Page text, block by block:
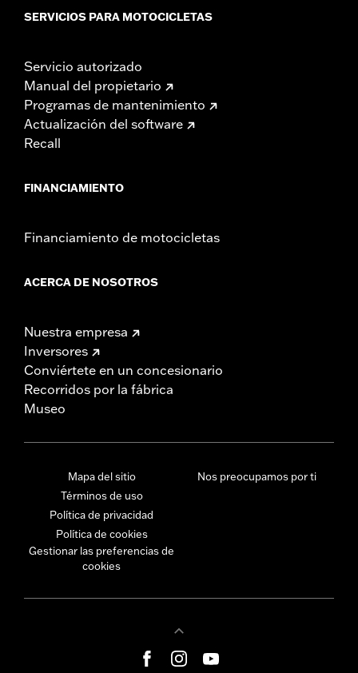
SERVICIOS PARA MOTOCICLETAS
Servicio autorizado
Manual del propietario
Programas de mantenimiento
Actualización del software
Recall
FINANCIAMIENTO
Financiamiento de motocicletas
ACERCA DE NOSOTROS
Nuestra empresa
Inversores
Conviértete en un concesionario
Recorridos por la fábrica
Museo
Mapa del sitio
Términos de uso
Política de privacidad
Política de cookies
Gestionar las preferencias de
cookies
Nos preocupamos por ti